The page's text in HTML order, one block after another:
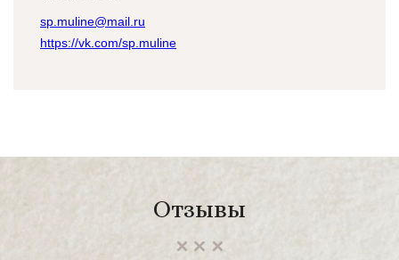
sp.muline@mail.ru
https://vk.com/sp.muline
Отзывы